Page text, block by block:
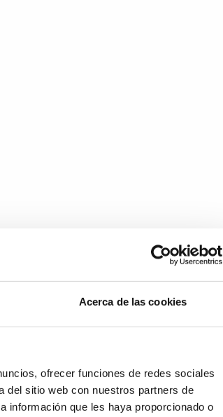
Acerca de las cookies
ofrecer funciones de redes sociales
del sitio web con nuestros partners de
información que les haya proporcionado o